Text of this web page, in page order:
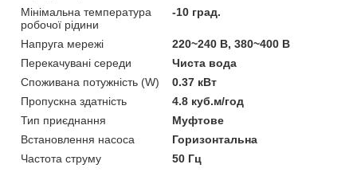
Мінімальна температура
робочої рідини
-10 град.
Напруга мережі
220~240 В, 380~400 В
Перекачувані середи
Чиста вода
Споживана потужність (W)
0.37 кВт
Пропускна здатність
4.8 куб.м/год
Тип приєднання
Муфтове
Встановлення насоса
Горизонтальна
Частота струму
50 Гц